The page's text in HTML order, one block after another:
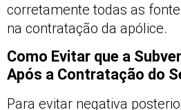
corretamente todas as
na contratação da apólice.
Como Evitar que a
Após a Contratação do
Para evitar negativa